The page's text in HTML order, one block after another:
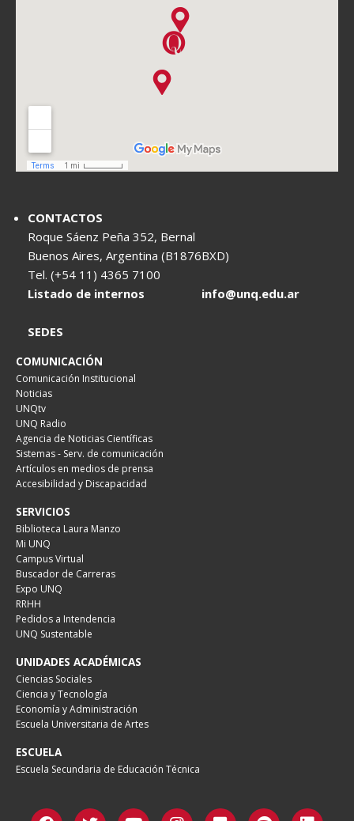
CONTACTOS
Roque Sáenz Peña 352, Bernal
Buenos Aires, Argentina (B1876BXD)
Tel. (+54 11) 4365 7100
Listado de internos
info@unq.edu.ar
SEDES
COMUNICACIÓN
Comunicación Institucional
Noticias
UNQtv
UNQ Radio
Agencia de Noticias Científicas
Sistemas - Serv. de comunicación
Artículos en medios de prensa
Accesibilidad y Discapacidad
SERVICIOS
Biblioteca Laura Manzo
Mi UNQ
Campus Virtual
Buscador de Carreras
Expo UNQ
RRHH
Pedidos a Intendencia
UNQ Sustentable
UNIDADES ACADÉMICAS
Ciencias Sociales
Ciencia y Tecnología
Economía y Administración
Escuela Universitaria de Artes
ESCUELA
Escuela Secundaria de Educación Técnica